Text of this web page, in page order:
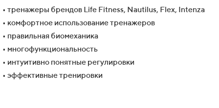
• тренажеры брендов Life Fitness, Nautilus, Flex, Intenza
• комфортное использование тренажеров
• правильная биомеханика
• многофункциональность
• интуитивно понятные регулировки
• эффективные тренировки